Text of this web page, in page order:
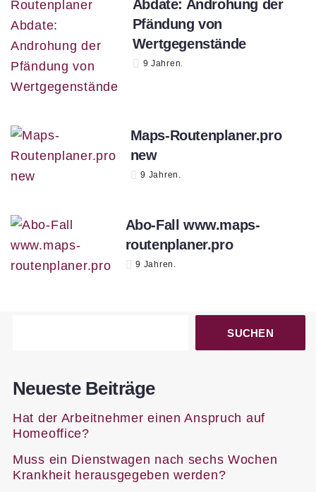
Abdate: Androhung der
Pfändung von
Wertgegenstände
9 Jahren.
Maps-Routenplaner.pro
new
9 Jahren.
Abo-Fall www.maps-
routenplaner.pro
9 Jahren.
SUCHEN
Neueste Beiträge
Hat der Arbeitnehmer einen Anspruch auf
Homeoffice?
Muss ein Dienstwagen nach sechs Wochen
Krankheit herausgegeben werden?